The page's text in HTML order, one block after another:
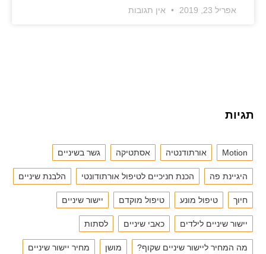
אפריל 23, 2019 אין תגובות
תגיות
Motion אורתודנטיה אסתטיקה גשר בשיניים
היגיינת פה הכנת חניכיים לטיפול אורתודונטי הלבנת שיניים
חיוך טיפול מונע טיפול מוקדם יישור שיניים
יישור שיניים לילדים כאבי שיניים לסתות
מה המחיר ליישור שיניים שקוף? מושן מחיר יישור שיניים